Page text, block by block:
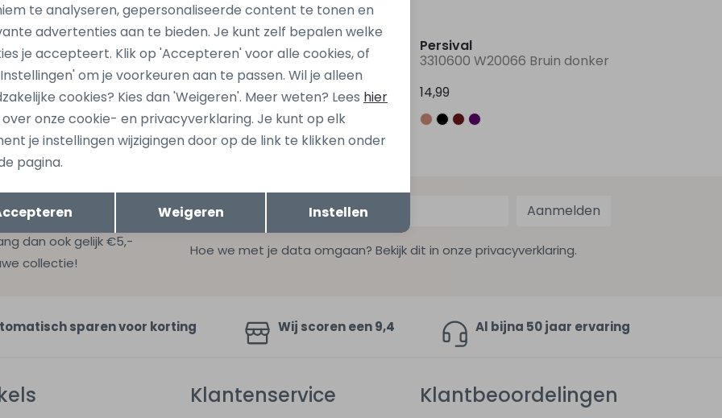
Nieuw
Bruin donker
Nieuw
kids only
15378081 Ecru zand
21,99
Persival
3310600 W20066 Bruin donker
14,99
dan ook gelijk €5,-
collectie!
Aanmelden
Hoe we met je data omgaan? Bekijk dit in onze privacyverklaring.
sparen voor korting Wij scoren een 9,4 Al bijna 50 jaar ervaring
Klantenservice Klantbeoordelingen
Terug Opslaan
te analyseren, gepersonaliseerde content te tonen en
advertenties aan te bieden. Je kunt zelf bepalen welke
je accepteert. Klik op 'Accepteren' voor alle cookies, of
om je voorkeuren aan te passen. Wil je alleen
cookies? Kies dan 'Weigeren'. Meer weten? Lees hier
onze cookie- en privacyverklaring. Je kunt op elk
je instellingen wijzigingen door op de link te klikken onder
pagina.
Weigeren Instellen